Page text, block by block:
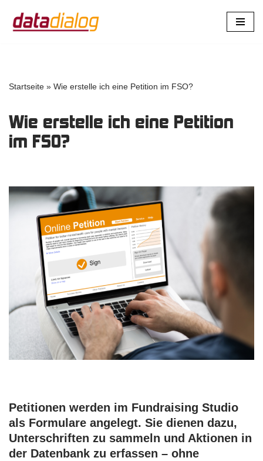
Zum
Startseite » Wie erstelle ich eine Petition im FSO?
Wie erstelle ich eine Petition
im FSO?
Petitionen werden im Fundraising Studio
als Formulare angelegt. Sie dienen dazu,
Unterschriften zu sammeln und Aktionen in
der Datenbank zu erfassen – ohne